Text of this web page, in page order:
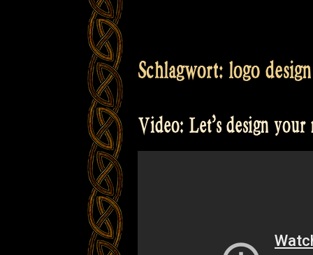
Schlagwort: logo design
Video: Let’s design